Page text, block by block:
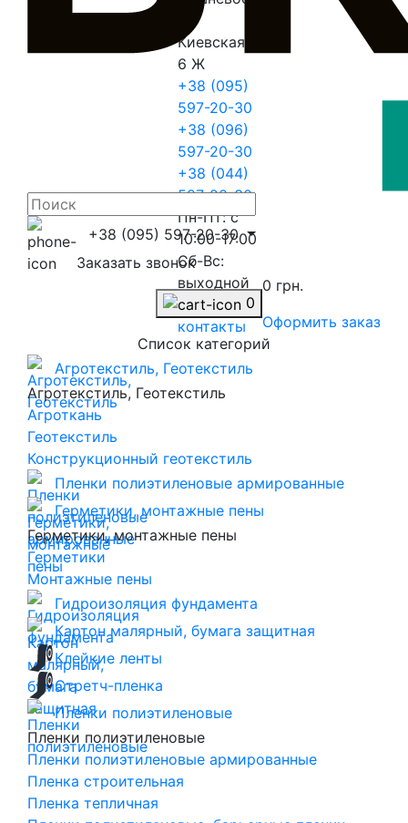
Киевская
6 Ж
+38 (095)
597-20-30
+38 (096)
597-20-30
+38 (044)
597-20-30
Пн-Пт: с
10:00-17:00
Сб-Вс:
выходной
Перейти в
контакты
+38 (095) 597-20-30
Заказать звонок
0
0 грн.
Оформить заказ
Список категорий
Агротекстиль, Геотекстиль
Агротекстиль, Геотекстиль
Агроткань
Геотекстиль
Конструкционный геотекстиль
Пленки полиэтиленовые армированные
Герметики, монтажные пены
Герметики, монтажные пены
Герметики
Монтажные пены
Гидроизоляция фундамента
Картон малярный, бумага защитная
Клейкие ленты
Стретч-пленка
Пленки полиэтиленовые
Пленки полиэтиленовые
Пленки полиэтиленовые армированные
Пленка строительная
Пленка тепличная